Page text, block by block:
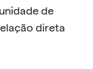
de
direta